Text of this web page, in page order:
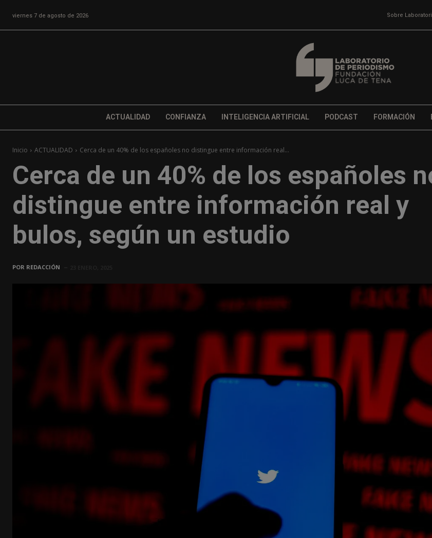
viernes 7 de agosto de 2026 Sobre
ACTUALIDAD CONFIANZA INTELIGENCIA ARTIFICIAL PODCAST FORMACIÓN
Inicio ACTUALIDAD Cerca de un 40% de los españoles no distingue entre información real...
Cerca de un 40% de los españoles
distingue entre información real y
bulos, según un estudio
POR REDACCIÓN